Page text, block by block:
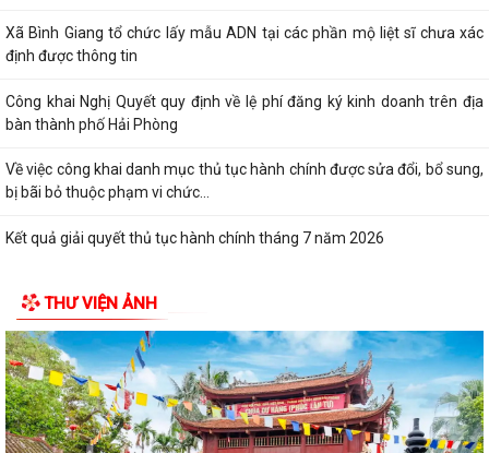
Xã Bình Giang tổ chức lấy mẫu ADN tại các phần mộ liệt sĩ chưa xác
định được thông tin
Công khai Nghị Quyết quy định về lệ phí đăng ký kinh doanh trên địa
bàn thành phố Hải Phòng
Về việc công khai danh mục thủ tục hành chính được sửa đổi, bổ sung,
bị bãi bỏ thuộc phạm vi chức...
Kết quả giải quyết thủ tục hành chính tháng 7 năm 2026
LƯỢNG THEO TIÊU CHUẨN QUỐC GIA TCVN...
UBND xã triển khai giải quyết chế độ chính sách đối với người hoạt
động không chuyên trách ở thôn
Nghị quyết Về việc quy định mức chi thăm chúc tết Nguyên đán, thăm
hỏi ốm đau, trợ cấp đối với một...
THƯ VIỆN ẢNH